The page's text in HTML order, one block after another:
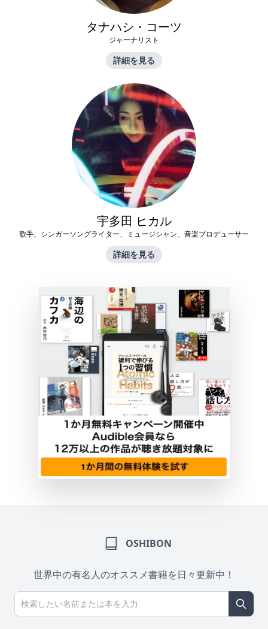
タナハシ・コーツ
ジャーナリスト
詳細を見る
宇多田 ヒカル
歌手、シンガーソングライター、ミュージシャン、音楽プロデューサー
詳細を見る
OSHIBON
世界中の有名人のオススメ書籍を日々更新中！